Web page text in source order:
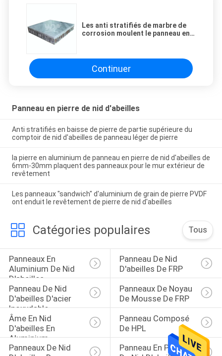
Les anti stratifiés de marbre de
corrosion moulent le panneau en
Continuer
Panneau en pierre de nid d'abeilles
Anti stratifiés en baisse de pierre de partie supérieure du
comptoir de nid d'abeilles de panneau léger de pierre
la pierre en aluminium de panneau en pierre de nid d'abeilles de
6mm-30mm plaquent des panneaux pour le mur extérieur de
revêtement
Les panneaux "sandwich" d'aluminium de grain de pierre PVDF
ont enduit le revêtement de pierre de nid d'abeilles
Catégories populaires Tous
Panneaux En
Aluminium De Nid
D'abeilles
Panneau De Nid
D'abeilles De FRP
Panneau De Nid
D'abeilles D'acier
Inoxydable
Panneaux De Noyau
De Mousse De FRP
Âme En Nid
D'abeilles En
Aluminium
Panneau Composé
De HPL
Panneaux De Nid
Panneau En Pierre